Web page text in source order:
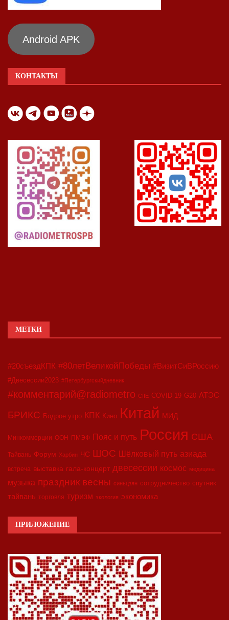
Android APK
КОНТАКТЫ
МЕТКИ
#20съездКПК #80летВеликойПобеды #ВизитСиВРоссию
#Двесессии2023 #Петербургскийдневник
#комментарий@radiometro CIIE COVID-19 G20 АТЭС
БРИКС Бодрое утро КПК Кино Китай МИД
Минкоммерции ООН ПМЭФ Пояс и путь Россия США
Тайвань Форум Харбин ЧС ШОС Шёлковый путь азиада
встреча выставка гала-концерт двесессии космос медицина
музыка праздник весны синьцзян сотрудничество спутник
тайвань торговля туризм экология экономика
ПРИЛОЖЕНИЕ